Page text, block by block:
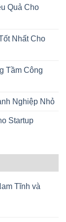
Quả Cho
Nhất Cho
Tầm Công
Nghiệp Nhỏ
Startup
Tĩnh và